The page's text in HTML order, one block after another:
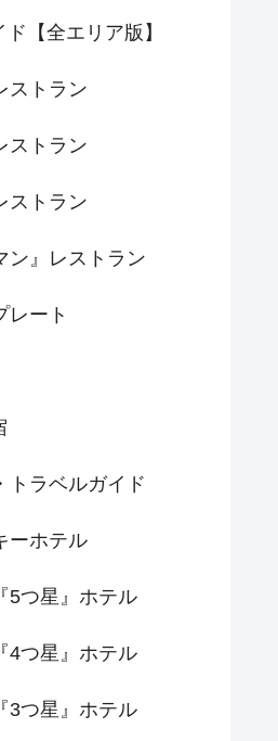
【全エリア版】
ストラン
ストラン
ストラン
ン』レストラン
レート
トラベルガイド
ーホテル
5つ星』ホテル
4つ星』ホテル
3つ星』ホテル